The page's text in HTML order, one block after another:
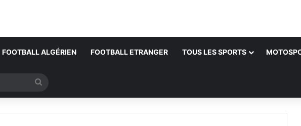
FOOTBALL ALGÉRIEN FOOTBALL ETRANGER TOUS LES SPORTS